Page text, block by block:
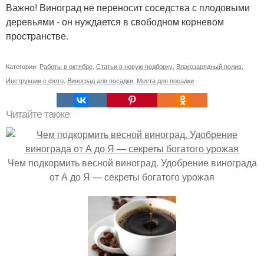
Важно! Виноград не переносит соседства с плодовыми
деревьями - он нуждается в свободном корневом
пространстве.
Категории: Работы в октябре Статьи в новую подборку Влагозарядный полив
Инструкции с фото Виноград для посадки Места для посадки
Читайте также
Чем подкормить весной виноград. Удобрение винограда
от А до Я — секреты богатого урожая